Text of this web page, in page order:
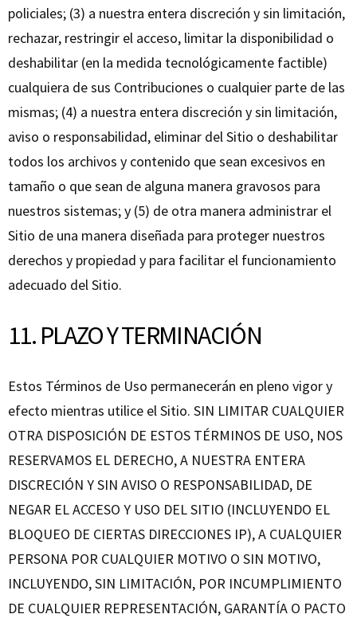
policiales; (3) a nuestra entera discreción y sin limitación,
rechazar, restringir el acceso, limitar la disponibilidad o
deshabilitar (en la medida tecnológicamente factible)
cualquiera de sus Contribuciones o cualquier parte de las
mismas; (4) a nuestra entera discreción y sin limitación,
aviso o responsabilidad, eliminar del Sitio o deshabilitar
todos los archivos y contenido que sean excesivos en
tamaño o que sean de alguna manera gravosos para
nuestros sistemas; y (5) de otra manera administrar el
Sitio de una manera diseñada para proteger nuestros
derechos y propiedad y para facilitar el funcionamiento
adecuado del Sitio.
11. PLAZO Y TERMINACIÓN
Estos Términos de Uso permanecerán en pleno vigor y
efecto mientras utilice el Sitio. SIN LIMITAR CUALQUIER
OTRA DISPOSICIÓN DE ESTOS TÉRMINOS DE USO, NOS
RESERVAMOS EL DERECHO, A NUESTRA ENTERA
DISCRECIÓN Y SIN AVISO O RESPONSABILIDAD, DE
NEGAR EL ACCESO Y USO DEL SITIO (INCLUYENDO EL
BLOQUEO DE CIERTAS DIRECCIONES IP), A CUALQUIER
PERSONA POR CUALQUIER MOTIVO O SIN MOTIVO,
INCLUYENDO, SIN LIMITACIÓN, POR INCUMPLIMIENTO
DE CUALQUIER REPRESENTACIÓN, GARANTÍA O PACTO